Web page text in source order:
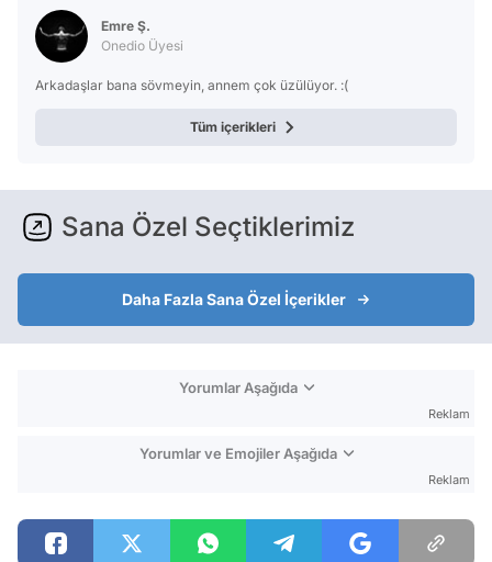
Emre Ş.
Onedio Üyesi
Arkadaşlar bana sövmeyin, annem çok üzülüyor. :(
Tüm içerikleri
Sana Özel Seçtiklerimiz
Daha Fazla Sana Özel İçerikler
Yorumlar Aşağıda
Reklam
Yorumlar ve Emojiler Aşağıda
Reklam